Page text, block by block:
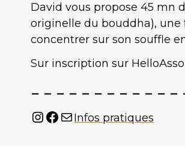
David vous propose 45 mn
originelle du bouddha),
concentrer sur son souffle
Sur inscription sur HelloAsso
Instagram
Facebook
MailInfos pratiques